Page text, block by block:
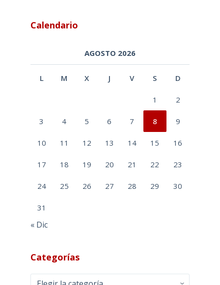
Calendario
AGOSTO 2026
L M X J V S D
1 2
3 4 5 6 7 8 9
10 11 12 13 14 15 16
17 18 19 20 21 22 23
24 25 26 27 28 29 30
31
« Dic
Categorías
Categorías